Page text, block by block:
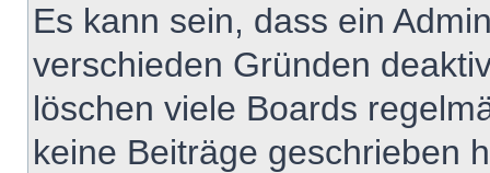
Es kann sein, dass ein
verschieden Gründen
löschen viele Boards
keine Beiträge geschrieben